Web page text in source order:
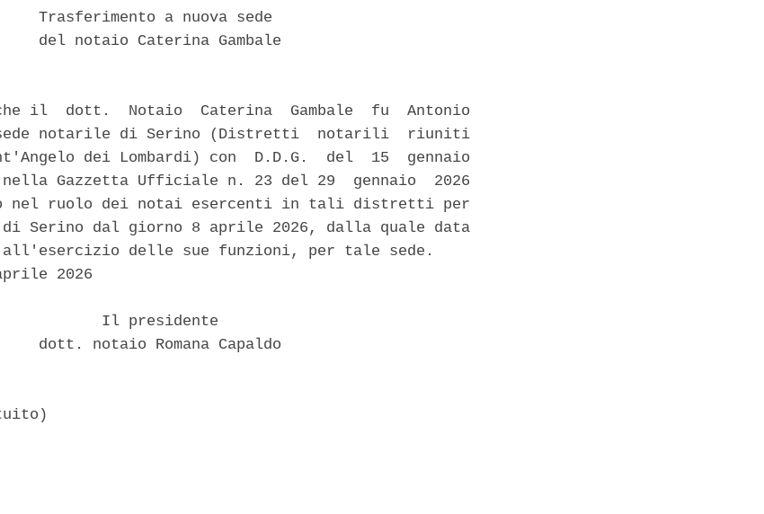
Trasferimento a nuova sede
del notaio Caterina Gambale
il  dott.  Notaio  Caterina  Gambale  fu  Antonio
notarile di Serino (Distretti  notarili  riuniti
dei Lombardi) con  D.D.G.  del  15  gennaio
nella Gazzetta Ufficiale n. 23 del 29  gennaio  2026
ruolo dei notai esercenti in tali distretti per
Serino dal giorno 8 aprile 2026, dalla quale data
all'esercizio delle sue funzioni, per tale sede.
2026
Il presidente
dott. notaio Romana Capaldo